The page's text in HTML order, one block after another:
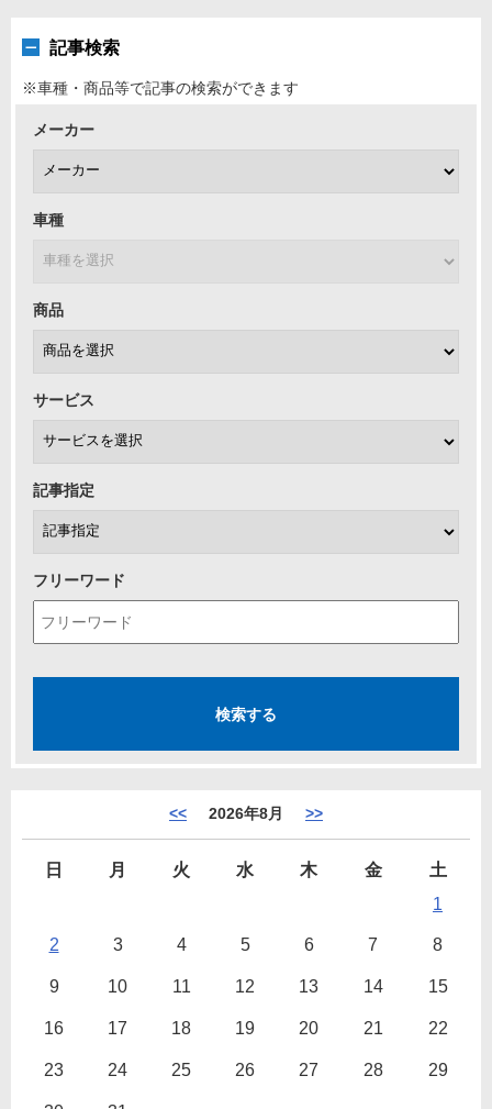
記事検索
※車種・商品等で記事の検索ができます
メーカー
車種
商品
サービス
記事指定
フリーワード
<< 2026年8月 >>
日 月 火 水 木 金
土
1
2 3 4 5 6 7 8
9 10 11 12 13 14 15
16 17 18 19 20 21 22
23 24 25 26 27 28 29